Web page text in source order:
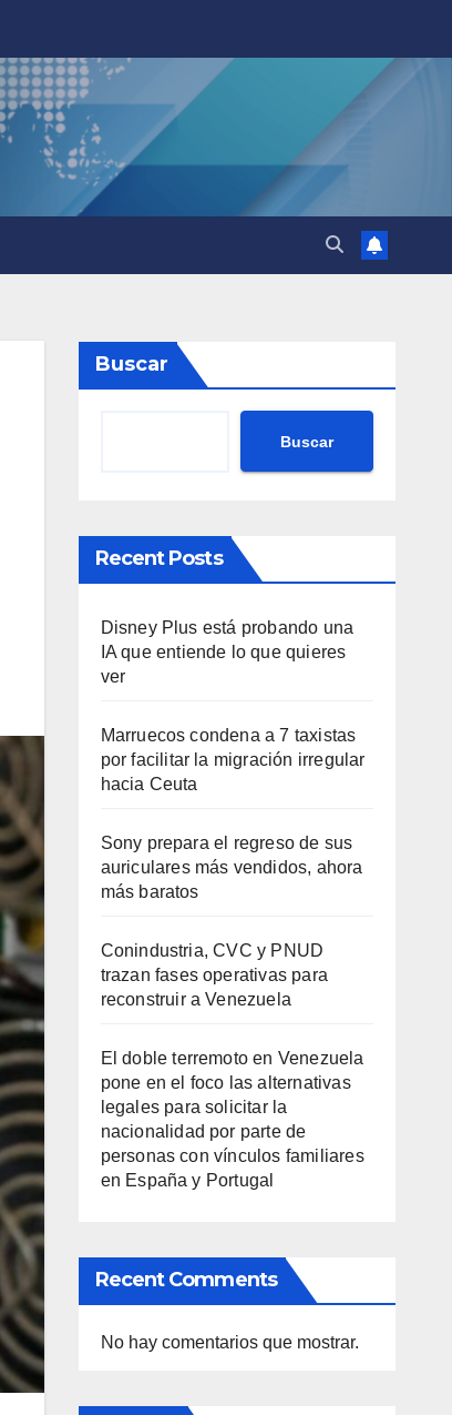
Buscar
Buscar
Recent Posts
Disney Plus está probando una
IA que entiende lo que quieres
ver
Marruecos condena a 7 taxistas
por facilitar la migración irregular
hacia Ceuta
Sony prepara el regreso de sus
auriculares más vendidos, ahora
más baratos
Conindustria, CVC y PNUD
trazan fases operativas para
reconstruir a Venezuela
El doble terremoto en Venezuela
pone en el foco las alternativas
legales para solicitar la
nacionalidad por parte de
personas con vínculos familiares
en España y Portugal
Recent Comments
No hay comentarios que mostrar.